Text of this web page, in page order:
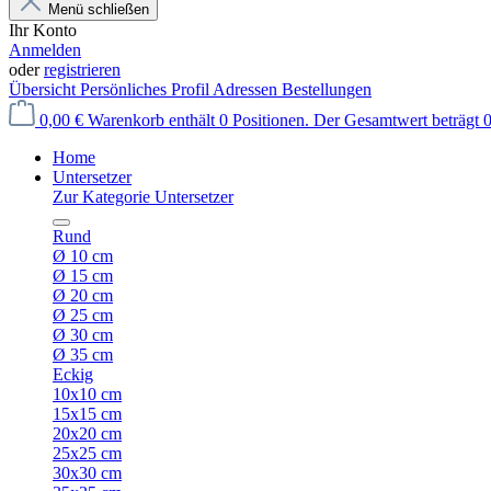
Menü schließen
Ihr Konto
Anmelden
oderregistrieren
Übersicht Persönliches Profil Adressen Bestellungen
0,00 € Warenkorb enthält 0 Positionen. Der Gesamtwert beträgt
Home
Untersetzer
Zur Kategorie Untersetzer
Rund
Ø 10 cm
Ø 15 cm
Ø 20 cm
Ø 25 cm
Ø 30 cm
Ø 35 cm
Eckig
10x10 cm
15x15 cm
20x20 cm
25x25 cm
30x30 cm